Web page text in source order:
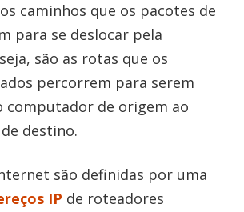
caminhos que os pacotes de
para se deslocar pela
são as rotas que os
percorrem para serem
computador de origem ao
destino.
são definidas por uma
IP de roteadores